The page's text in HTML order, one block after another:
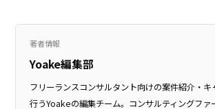
著者情報
Yoake編集部
フリーランスコンサルタント向けの案件紹介・キ
行うYoakeの編集チーム。コンサルティングファ